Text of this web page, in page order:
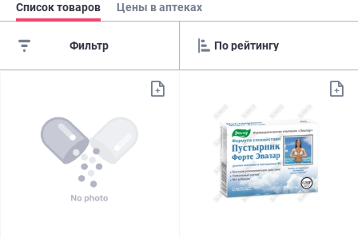
Список товаров Цены в аптеках
Фильтр